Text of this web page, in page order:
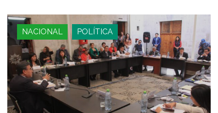
NACIONAL POLÍTICA